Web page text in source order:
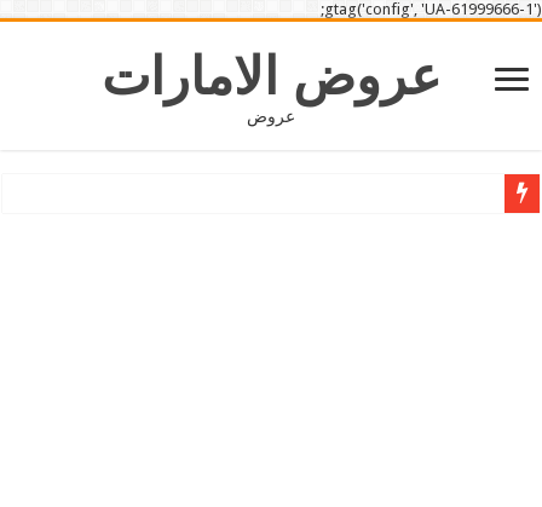
gtag('config', 'UA-61999666-1');
عروض الامارات
عروض